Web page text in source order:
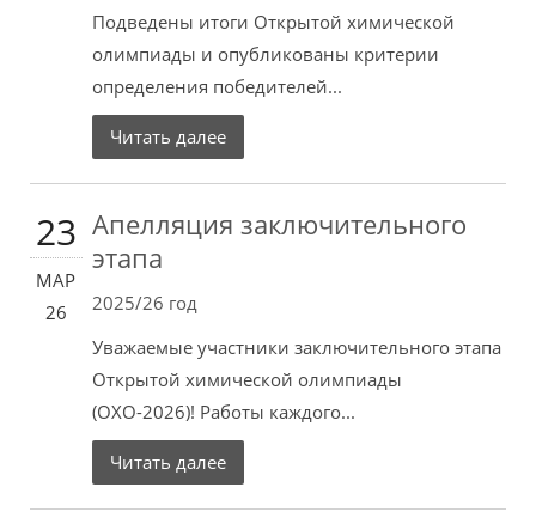
Подведены итоги Открытой химической
олимпиады и опубликованы критерии
определения победителей...
Читать далее
23
МАР
26
Апелляция заключительного
этапа
2025/26 год
Уважаемые участники заключительного этапа
Открытой химической олимпиады
(ОХО-2026)! Работы каждого...
Читать далее